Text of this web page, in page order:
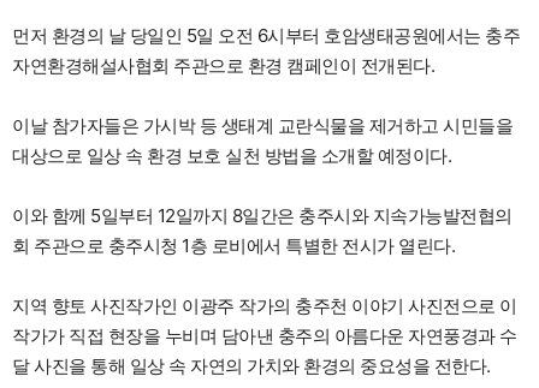
먼저 환경의 날 당일인 5일 오전 6시부터 호암생태공원에서는 충주
자연환경해설사협회 주관으로 환경 캠페인이 전개된다.
이날 참가자들은 가시박 등 생태계 교란식물을 제거하고 시민들을
대상으로 일상 속 환경 보호 실천 방법을 소개할 예정이다.
이와 함께 5일부터 12일까지 8일간은 충주시와 지속가능발전협의
회 주관으로 충주시청 1층 로비에서 특별한 전시가 열린다.
지역 향토 사진작가인 이광주 작가의 충주천 이야기 사진전으로 이
작가가 직접 현장을 누비며 담아낸 충주의 아름다운 자연풍경과 수
달 사진을 통해 일상 속 자연의 가치와 환경의 중요성을 전한다.